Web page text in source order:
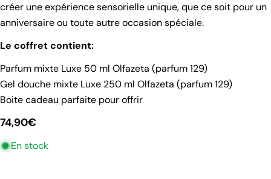
créer une expérience sensorielle unique, que ce soit pour un
anniversaire ou toute autre occasion spéciale.
Le coffret contient:
Parfum mixte Luxe 50 ml Olfazeta (parfum 129)
Gel douche mixte Luxe 250 ml Olfazeta (parfum 129)
Boite cadeau parfaite pour offrir
Prix
habituel
74,90€
En stock
Votre
Votre
téléphone